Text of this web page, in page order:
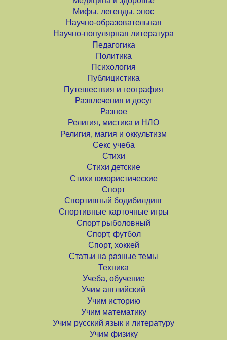
Мифы, легенды, эпос
Научно-образовательная
Научно-популярная литература
Педагогика
Политика
Психология
Публицистика
Путешествия и география
Развлечения и досуг
Разное
Религия, мистика и НЛО
Религия, магия и оккультизм
Секс учеба
Стихи
Стихи детские
Стихи юмористические
Спорт
Спортивный бодибилдинг
Спортивные карточные игры
Спорт рыболовный
Спорт, футбол
Спорт, хоккей
Статьи на разные темы
Техника
Учеба, обучение
Учим английский
Учим историю
Учим математику
Учим русский язык и литературу
Учим физику